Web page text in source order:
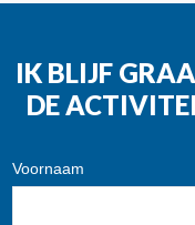
IK BLIJF
DE
Voornaam